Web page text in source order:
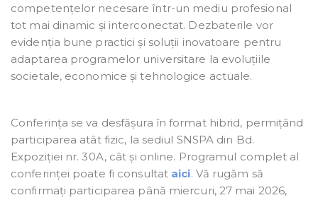
competențelor necesare într-un mediu profesional
tot mai dinamic și interconectat. Dezbaterile vor
evidenția bune practici și soluții inovatoare pentru
adaptarea programelor universitare la evoluțiile
societale, economice și tehnologice actuale.
Conferința se va desfășura în format hibrid, permițând
participarea atât fizic, la sediul SNSPA din Bd.
Expoziției nr. 30A, cât și online. Programul complet al
conferinței poate fi consultat aici. Vă rugăm să
confirmați participarea până miercuri, 27 mai 2026,